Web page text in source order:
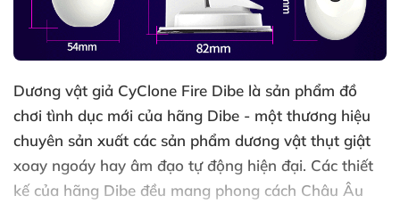
Dương vật giả CyClone Fire Dibe là sản phẩm đồ
chơi tình dục mới của hãng Dibe - một thương hiệu
chuyên sản xuất các sản phẩm dương vật thụt giật
xoay ngoáy hay âm đạo tự động hiện đại. Các thiết
kế của hãng Dibe đều mang phong cách Châu Âu